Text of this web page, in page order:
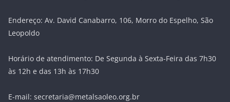
Endereço: Av. David Canabarro, 106, Morro do Espelho, São
Leopoldo
Horário de atendimento: De Segunda à Sexta-Feira das 7h30
às 12h e das 13h às 17h30
E-mail: secretaria@metalsaoleo.org.br